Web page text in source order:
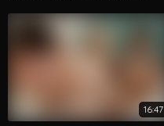
16:47